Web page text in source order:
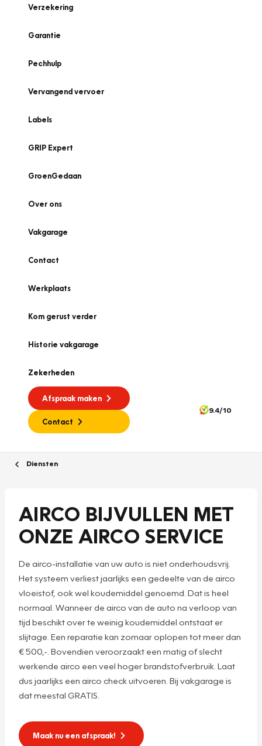
Verzekering
Garantie
Pechhulp
Vervangend vervoer
Labels
GRIP Expert
GroenGedaan
Over ons
Vakgarage
Contact
Werkplaats
Kom gerust verder
Historie vakgarage
Zekerheden
Afspraak maken
Contact
9.4/10
Diensten
AIRCO BIJVULLEN MET
ONZE AIRCO SERVICE
De airco-installatie van uw auto is niet onderhoudsvrij.
Het systeem verliest jaarlijks een gedeelte van de airco
vloeistof, ook wel koudemiddel genoemd. Dat is heel
normaal. Wanneer de airco van de auto na verloop van
tijd beschikt over te weinig koudemiddel ontstaat er
slijtage. Een reparatie kan zomaar oplopen tot meer dan
€ 500,-. Bovendien veroorzaakt een matig of slecht
werkende airco een veel hoger brandstofverbruik. Laat
dus jaarlijks een airco check uitvoeren. Bij vakgarage is
dat meestal GRATIS.
Maak nu een afspraak!